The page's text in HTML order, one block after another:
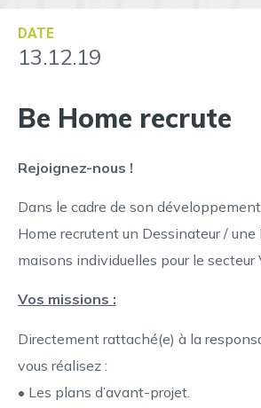
DATE
13.12.19
Be Home recrute
Rejoignez-nous !
Dans le cadre de son
Home recrutent un Dessinateur /
maisons individuelles pour le secteur
Vos missions :
Directement rattaché(e) à la
vous réalisez :
• Les plans d’avant-projet.